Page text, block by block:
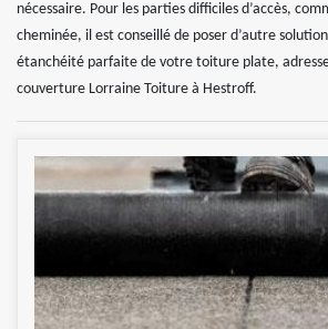
nécessaire. Pour les parties difficiles d’accès,
cheminée, il est conseillé de poser d’autre
étanchéité parfaite de votre toiture plate,
couverture Lorraine Toiture à Hestroff.